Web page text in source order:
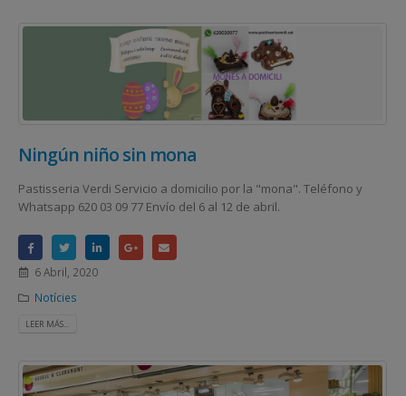
Ningún niño sin mona
Pastisseria Verdi Servicio a domicilio por la "mona". Teléfono y
Whatsapp 620 03 09 77 Envío del 6 al 12 de abril.
6 Abril, 2020
Notícies
LEER MÁS...